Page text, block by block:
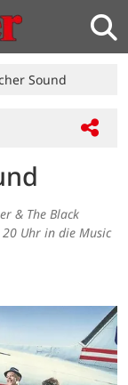
Sound
& The Black
Uhr in die Music